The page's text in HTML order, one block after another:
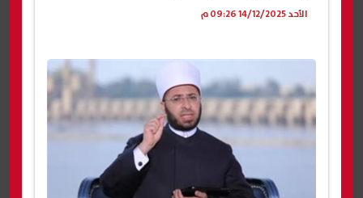
الأحد 14/12/2025 09:26 م